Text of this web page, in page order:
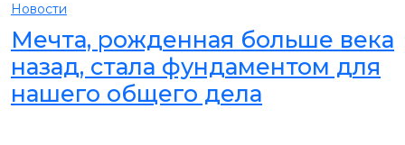
Новости
Мечта, рожденная больше века
назад, стала фундаментом для
нашего общего дела